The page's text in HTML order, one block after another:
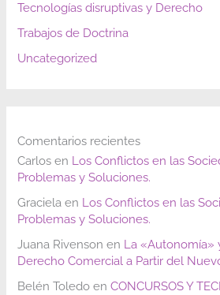
Tecnologías disruptivas y Derecho
Trabajos de Doctrina
Uncategorized
Comentarios recientes
Carlos en Los Conflictos en las
Problemas y Soluciones.
Graciela en Los Conflictos en las
Problemas y Soluciones.
Juana Rivenson en La «Autonomía»
Derecho Comercial a Partir del
Belén Toledo enCONCURSOS Y